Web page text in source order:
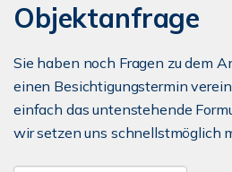
Objektanfrage
Sie haben noch Fragen zu dem
einen Besichtigungstermin
einfach das untenstehende
wir setzen uns schnellstmöglich